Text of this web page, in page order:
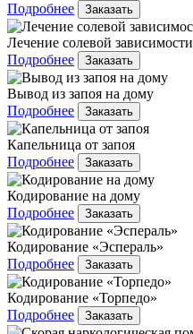
Подробнее
Заказать
Лечение солевой зависимости
Подробнее
Заказать
Вывод из запоя на дому
Подробнее
Заказать
Капельница от запоя
Подробнее
Заказать
Кодирование на дому
Подробнее
Заказать
Кодирование «Эспераль»
Подробнее
Заказать
Кодирование «Торпедо»
Подробнее
Заказать